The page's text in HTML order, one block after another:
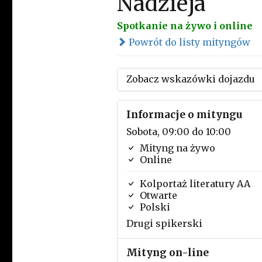
Spotkanie na żywo i online
Powrót do listy mityngów
Zobacz wskazówki dojazdu
Informacje o mityngu
Sobota, 09:00 do 10:00
Mityng na żywo
Online
Kolportaż literatury AA
Otwarte
Polski
Drugi spikerski
Mityng on-line